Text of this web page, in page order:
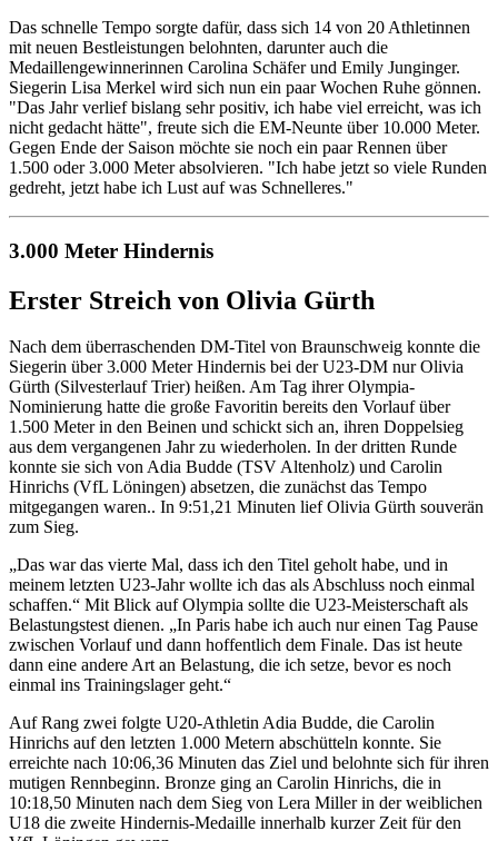
Das schnelle Tempo sorgte dafür, dass sich 14 von 20 Athletinnen
mit neuen Bestleistungen belohnten, darunter auch die
Medaillengewinnerinnen Carolina Schäfer und Emily Junginger.
Siegerin Lisa Merkel wird sich nun ein paar Wochen Ruhe gönnen.
"Das Jahr verlief bislang sehr positiv, ich habe viel erreicht, was ich
nicht gedacht hätte", freute sich die EM-Neunte über 10.000 Meter.
Gegen Ende der Saison möchte sie noch ein paar Rennen über
1.500 oder 3.000 Meter absolvieren. "Ich habe jetzt so viele Runden
gedreht, jetzt habe ich Lust auf was Schnelleres."
3.000 Meter Hindernis
Erster Streich von Olivia Gürth
Nach dem überraschenden DM-Titel von Braunschweig konnte die
Siegerin über 3.000 Meter Hindernis bei der U23-DM nur Olivia
Gürth (Silvesterlauf Trier) heißen. Am Tag ihrer Olympia-
Nominierung hatte die große Favoritin bereits den Vorlauf über
1.500 Meter in den Beinen und schickt sich an, ihren Doppelsieg
aus dem vergangenen Jahr zu wiederholen. In der dritten Runde
konnte sie sich von Adia Budde (TSV Altenholz) und Carolin
Hinrichs (VfL Löningen) absetzen, die zunächst das Tempo
mitgegangen waren.. In 9:51,21 Minuten lief Olivia Gürth souverän
zum Sieg.
„Das war das vierte Mal, dass ich den Titel geholt habe, und in
meinem letzten U23-Jahr wollte ich das als Abschluss noch einmal
schaffen.“ Mit Blick auf Olympia sollte die U23-Meisterschaft als
Belastungstest dienen. „In Paris habe ich auch nur einen Tag Pause
zwischen Vorlauf und dann hoffentlich dem Finale. Das ist heute
dann eine andere Art an Belastung, die ich setze, bevor es noch
einmal ins Trainingslager geht.“
Auf Rang zwei folgte U20-Athletin Adia Budde, die Carolin
Hinrichs auf den letzten 1.000 Metern abschütteln konnte. Sie
erreichte nach 10:06,36 Minuten das Ziel und belohnte sich für ihren
mutigen Rennbeginn. Bronze ging an Carolin Hinrichs, die in
10:18,50 Minuten nach dem Sieg von Lera Miller in der weiblichen
U18 die zweite Hindernis-Medaille innerhalb kurzer Zeit für den